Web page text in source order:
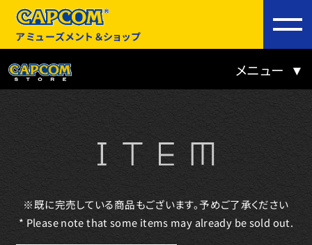
アミューズメント＆ショップ
メニュー
※既に完売している商品もございます。予めご了承ください
* Please note that some items may already be sold out.